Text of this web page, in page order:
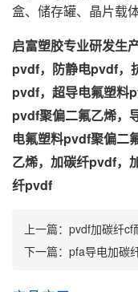
盒、储存罐、晶片载
启富塑胶专业研发生
pvdf，防静电pvdf，
pvdf，超导电氟塑料
pvdf聚偏二氟乙烯，
电氟塑料pvdf聚偏二
乙烯，加碳纤pvdf，
纤pvdf
上一篇： pvdf加碳纤cf
下一篇： pfa导电加碳